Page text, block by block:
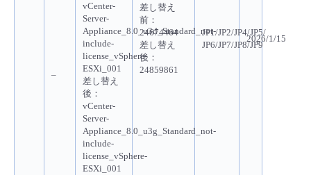
差し替え
前：
24674464
差し替え
後：
24859861
JP1/JP2/JP4/JP5/
JP6/JP7/JP8/JP9
2026/1/15
–
vCenter-
Server-
Appliance_8.0_u3d_Standard_not-
include-
license_vSphere-
ESXi_001
差し替え
後：
vCenter-
Server-
Appliance_8.0_u3g_Standard_not-
include-
license_vSphere-
ESXi_001